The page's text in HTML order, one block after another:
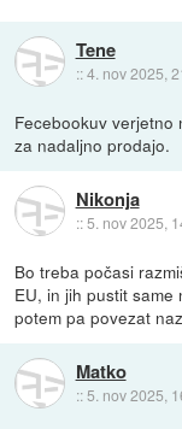
Tene
::4. nov 2025,
Fecebookuv
za nadaljno prodajo.
Nikonja
::5. nov 2025,
Bo treba počasi
EU, in jih pustit
potem pa povezat
Matko
:: 5. nov 2025,